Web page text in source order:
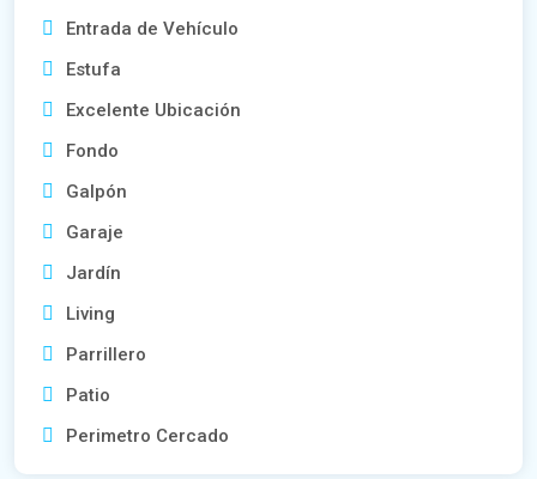
Entrada de Vehículo
Estufa
Excelente Ubicación
Fondo
Galpón
Garaje
Jardín
Living
Parrillero
Patio
Perimetro Cercado